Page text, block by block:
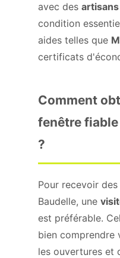
avec des
condition
aides telles que
certificats
Comment
fenêtre
?
Pour recevoir
Baudelle, une
est préférable.
bien comprendre
les ouvertures et